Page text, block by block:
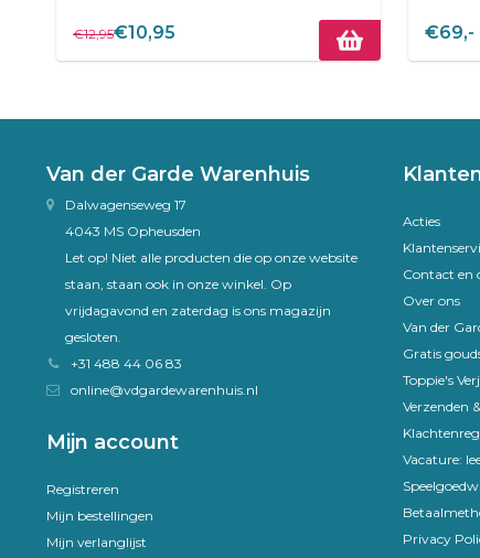
€12,95€10,95 €69,-
Van der Garde Warenhuis
Dalwagenseweg 17
4043 MS Opheusden
Let op! Niet alle producten die op onze website
staan, staan ook in onze winkel. Op
vrijdagavond en zaterdag is ons magazijn
gesloten.
+31 488 44 06 83
online@vdgardewarenhuis.nl
Mijn account
Registreren
Mijn bestellingen
Mijn verlanglijst
Acties
Contact en
Over ons
Van der
Gratis
Toppie's
Verzenden
Vacature:
Privacy